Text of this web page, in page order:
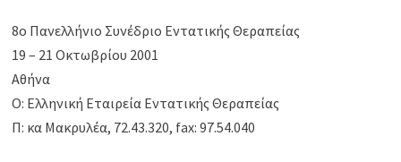
8ο Πανελλήνιο Συνέδριο Εντατικής Θεραπείας
19 – 21 Οκτωβρίου 2001
Αθήνα
Ο: Ελληνική Εταιρεία Εντατικής Θεραπείας
Π: κα Μακρυλέα, 72.43.320, fax: 97.54.040